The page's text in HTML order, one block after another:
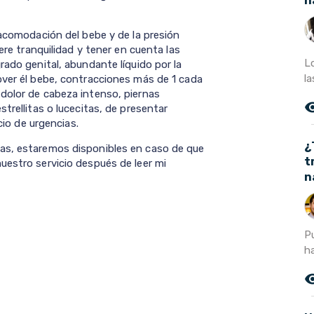
del bebe y de la presión
tranquilidad y tener en cuenta las
genital, abundante líquido por la
él bebe, contracciones más de 1 cada
de cabeza intenso, piernas
o lucecitas, de presentar
de urgencias.
estaremos disponibles en caso de que
servicio después de leer mi